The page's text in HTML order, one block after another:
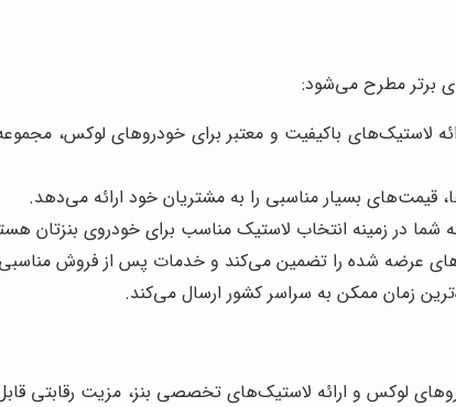
برتر مطرح می‌شود:
لاستیک‌های باکیفیت و معتبر برای خودروهای لوکس،
بسیار مناسبی را به مشتریان خود ارائه می‌دهد.
شما در زمینه انتخاب لاستیک مناسب برای خودروی بنزتان
عرضه شده را تضمین می‌کند و خدمات پس از فروش مناسبی
زمان ممکن به سراسر کشور ارسال می‌کند.
لوکس و ارائه لاستیک‌های تخصصی بنز، مزیت رقابتی